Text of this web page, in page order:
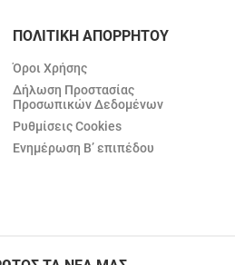
ΠΟΛΙΤΙΚΗ ΑΠΟΡΡΗΤΟΥ
Όροι Χρήσης
Δήλωση Προστασίας
Προσωπικών Δεδομένων
Ρυθμίσεις Cookies
Ενημέρωση Β’ επιπέδου